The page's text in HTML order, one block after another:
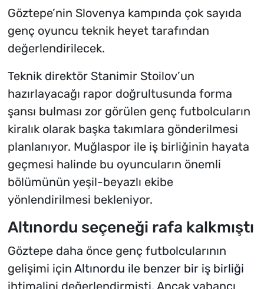
Göztepe’nin Slovenya kampında çok sayıda
genç oyuncu teknik heyet tarafından
değerlendirilecek.
Teknik direktör Stanimir Stoilov’un
hazırlayacağı rapor doğrultusunda forma
şansı bulması zor görülen genç futbolcuların
kiralık olarak başka takımlara gönderilmesi
planlanıyor. Muğlaspor ile iş birliğinin hayata
geçmesi halinde bu oyuncuların önemli
bölümünün yeşil-beyazlı ekibe
yönlendirilmesi bekleniyor.
Altınordu seçeneği rafa kalkmıştı
Göztepe daha önce genç futbolcularının
gelişimi için Altınordu ile benzer bir iş birliği
ihtimalini değerlendirmişti. Ancak yabancı